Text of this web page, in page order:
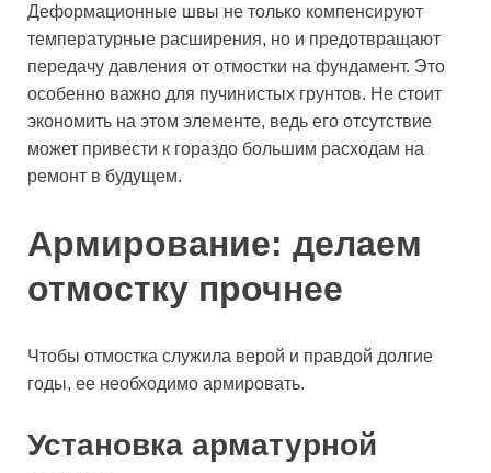
Деформационные швы не только компенсируют
температурные расширения, но и предотвращают
передачу давления от отмостки на фундамент. Это
особенно важно для пучинистых грунтов. Не стоит
экономить на этом элементе, ведь его отсутствие
может привести к гораздо большим расходам на
ремонт в будущем.
Армирование: делаем
отмостку прочнее
Чтобы отмостка служила верой и правдой долгие
годы, ее необходимо армировать.
Установка арматурной